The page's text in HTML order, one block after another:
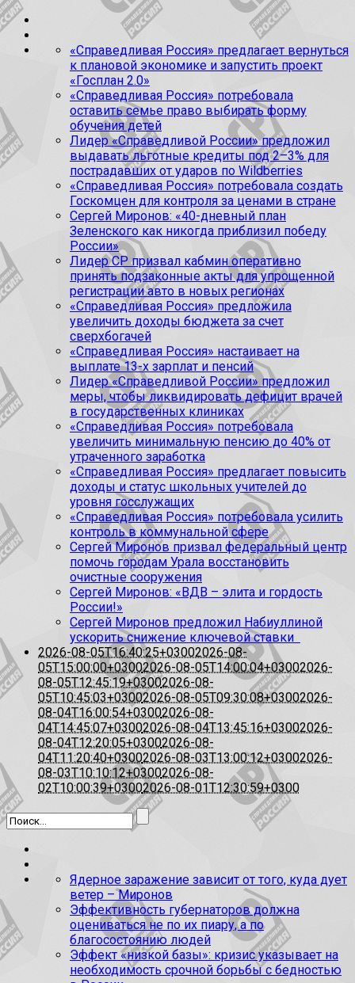
«Справедливая Россия» предлагает вернуться
к плановой экономике и запустить проект
«Госплан 2.0»
«Справедливая Россия» потребовала
оставить семье право выбирать форму
обучения детей
Лидер «Справедливой России» предложил
выдавать льготные кредиты под 2–3% для
пострадавших от ударов по Wildberries
«Справедливая Россия» потребовала создать
Госкомцен для контроля за ценами в стране
Сергей Миронов: «40-дневный план
Зеленского как никогда приблизил победу
России»
Лидер СР призвал кабмин оперативно
принять подзаконные акты для упрощенной
регистрации авто в новых регионах
«Справедливая Россия» предложила
увеличить доходы бюджета за счет
сверхбогачей
«Справедливая Россия» настаивает на
выплате 13-х зарплат и пенсий
Лидер «Справедливой России» предложил
меры, чтобы ликвидировать дефицит врачей
в государственных клиниках
«Справедливая Россия» потребовала
увеличить минимальную пенсию до 40% от
утраченного заработка
«Справедливая Россия» предлагает повысить
доходы и статус школьных учителей до
уровня госслужащих
«Справедливая Россия» потребовала усилить
контроль в коммунальной сфере
Сергей Миронов призвал федеральный центр
помочь городам Урала восстановить
очистные сооружения
Сергей Миронов: «ВДВ – элита и гордость
России!»
Сергей Миронов предложил Набиуллиной
ускорить снижение ключевой ставки
2026-08-05T16:40:25+03002026-08-
05T15:00:00+03002026-08-05T14:00:04+03002026-
08-05T12:45:19+03002026-08-
05T10:45:03+03002026-08-05T09:30:08+03002026-
08-04T16:00:54+03002026-08-
04T14:45:07+03002026-08-04T13:45:16+03002026-
08-04T12:20:05+03002026-08-
04T11:20:40+03002026-08-03T13:00:12+03002026-
08-03T10:10:12+03002026-08-
02T10:00:39+03002026-08-01T12:30:59+0300
Ядерное заражение зависит от того, куда дует
ветер – Миронов
Эффективность губернаторов должна
оцениваться не по их пиару, а по
благосостоянию людей
Эффект «низкой базы»: кризис указывает на
необходимость срочной борьбы с бедностью